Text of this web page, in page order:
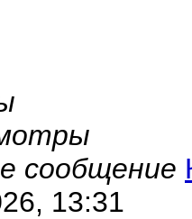
сообщение
13:31